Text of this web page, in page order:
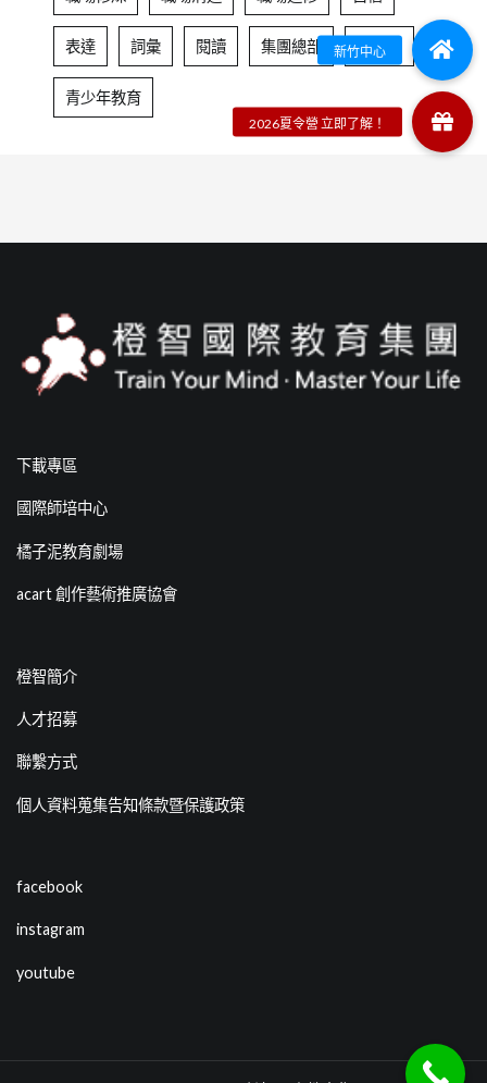
表達 詞彙 閱讀 集團總部 青少年
青少年教育
下載專區
國際師培中心
橘子泥教育劇場
acart 創作藝術推廣協會
橙智簡介
人才招募
聯繫方式
個人資料蒐集告知條款暨保護政策
facebook
instagram
youtube